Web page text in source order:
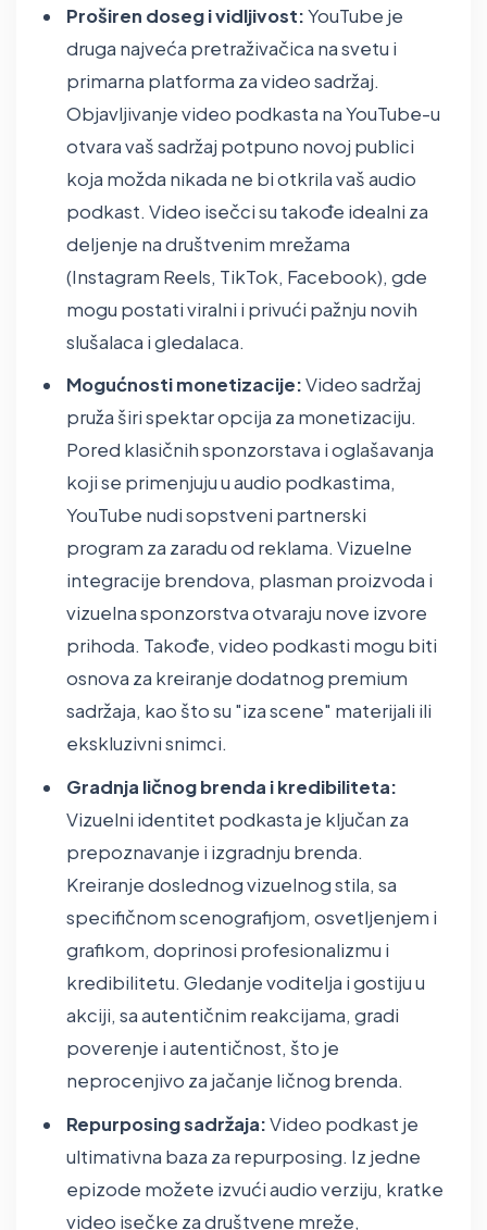
Proširen doseg i vidljivost:YouTube je
druga najveća pretraživačica na svetu i
primarna platforma za video sadržaj.
Objavljivanje video podkasta na YouTube-u
otvara vaš sadržaj potpuno novoj publici
koja možda nikada ne bi otkrila vaš audio
podkast. Video isečci su takođe idealni za
deljenje na društvenim mrežama
(Instagram Reels, TikTok, Facebook), gde
mogu postati viralni i privući pažnju novih
slušalaca i gledalaca.
Mogućnosti monetizacije:Video sadržaj
pruža širi spektar opcija za monetizaciju.
Pored klasičnih sponzorstava i oglašavanja
koji se primenjuju u audio podkastima,
YouTube nudi sopstveni partnerski
program za zaradu od reklama. Vizuelne
integracije brendova, plasman proizvoda i
vizuelna sponzorstva otvaraju nove izvore
prihoda. Takođe, video podkasti mogu biti
osnova za kreiranje dodatnog premium
sadržaja, kao što su "iza scene" materijali ili
ekskluzivni snimci.
Gradnja ličnog brenda i kredibiliteta:
Vizuelni identitet podkasta je ključan za
prepoznavanje i izgradnju brenda.
Kreiranje doslednog vizuelnog stila, sa
specifičnom scenografijom, osvetljenjem i
grafikom, doprinosi profesionalizmu i
kredibilitetu. Gledanje voditelja i gostiju u
akciji, sa autentičnim reakcijama, gradi
poverenje i autentičnost, što je
neprocenjivo za jačanje ličnog brenda.
Repurposing sadržaja:Video podkast je
ultimativna baza za repurposing. Iz jedne
epizode možete izvući audio verziju, kratke
video isečke za društvene mreže,